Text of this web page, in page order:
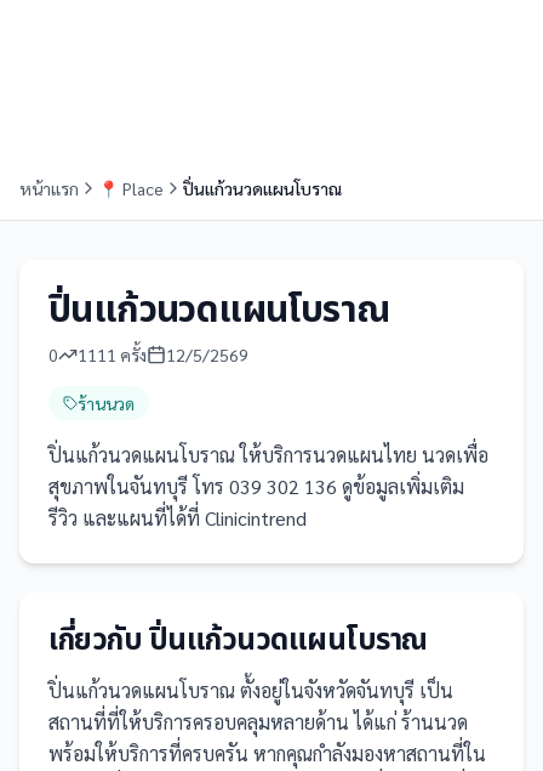
หน้าแรก 📍 Place ปิ่นแก้วนวดแผนโบราณ
ปิ่นแก้วนวดแผนโบราณ
0 1111 ครั้ง 12/5/2569
ร้านนวด
ปิ่นแก้วนวดแผนโบราณ ให้บริการนวดแผนไทย นวดเพื่อ
สุขภาพในจันทบุรี โทร 039 302 136 ดูข้อมูลเพิ่มเติม
รีวิว และแผนที่ได้ที่ Clinicintrend
เกี่ยวกับปิ่นแก้วนวดแผนโบราณ
ปิ่นแก้วนวดแผนโบราณ ตั้งอยู่ในจังหวัดจันทบุรี เป็น
สถานที่ที่ให้บริการครอบคลุมหลายด้าน ได้แก่ ร้านนวด
พร้อมให้บริการที่ครบครัน หากคุณกำลังมองหาสถานที่ใน